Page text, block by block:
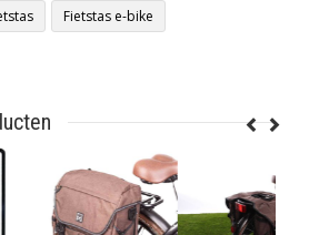
Fietstas e-bike